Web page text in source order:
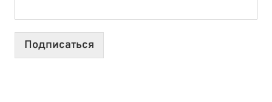
2026:
10
Подписаться